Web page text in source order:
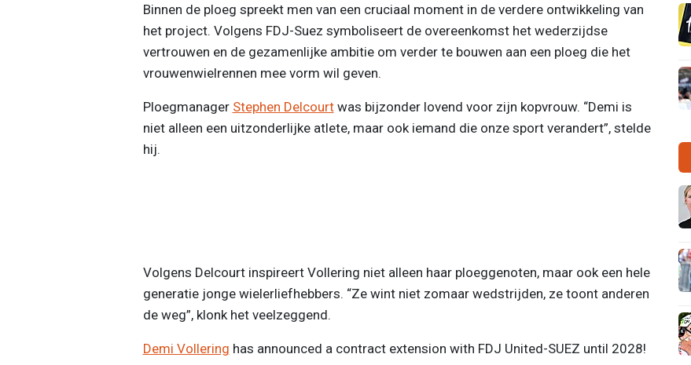
Binnen de ploeg spreekt men van een cruciaal moment in de verdere ontwikkeling van
het project. Volgens FDJ-Suez symboliseert de overeenkomst het wederzijdse
vertrouwen en de gezamenlijke ambitie om verder te bouwen aan een ploeg die het
vrouwenwielrennen mee vorm wil geven.
Ploegmanager Stephen Delcourtwas bijzonder lovend voor zijn kopvrouw. “Demi is
niet alleen een uitzonderlijke atlete, maar ook iemand die onze sport verandert”, stelde
hij.
Volgens Delcourt inspireert Vollering niet alleen haar ploeggenoten, maar ook een hele
generatie jonge wielerliefhebbers. “Ze wint niet zomaar wedstrijden, ze toont anderen
de weg”, klonk het veelzeggend.
Demi Vollering has announced a contract extension with FDJ United-SUEZ until 2028!